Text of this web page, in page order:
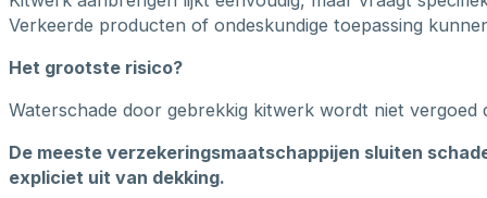
Verkeerde producten of ondeskundige toepassing
Het grootste risico?
Waterschade door gebrekkig kitwerk wordt niet
De meeste verzekeringsmaatschappijen sluiten
expliciet uit van dekking.